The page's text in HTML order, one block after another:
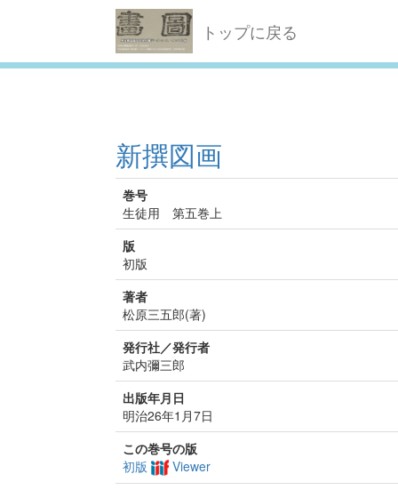
トップに戻る
新撰図画
巻号
生徒用 第五巻上
版
初版
著者
松原三五郎(著)
発行社／発行者
武内彌三郎
出版年月日
明治26年1月7日
この巻号の版
初版
Viewer